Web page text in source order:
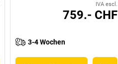
IVA escl.
759.- CHF
3-4 Wochen